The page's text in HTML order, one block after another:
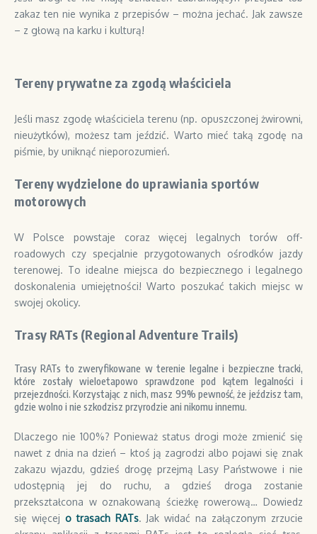
zakaz ten nie wynika z przepisów – można jechać. Jak zawsze
– z głową na karku i kulturą!
Tereny prywatne za zgodą właściciela
Jeśli masz zgodę właściciela terenu (np. opuszczonej żwirowni,
nieużytków), możesz tam jeździć. Warto mieć taką zgodę na
piśmie, by uniknąć nieporozumień.
Tereny wydzielone do uprawiania sportów
motorowych
W Polsce powstaje coraz więcej legalnych torów off-
roadowych czy specjalnie przygotowanych ośrodków jazdy
terenowej. To idealne miejsca do bezpiecznego i legalnego
doskonalenia umiejętności! Warto poszukać takich miejsc w
swojej okolicy.
Trasy RATs (Regional Adventure Trails)
Trasy RATs to zweryfikowane w terenie legalne i bezpieczne tracki,
które zostały wieloetapowo sprawdzone pod kątem legalności i
przejezdności. Korzystając z nich, masz 99% pewność, że jeździsz tam,
gdzie wolno i nie szkodzisz przyrodzie ani nikomu innemu.
Dlaczego nie 100%? Ponieważ status drogi może zmienić się
nawet z dnia na dzień – ktoś ją zagrodzi albo pojawi się znak
zakazu wjazdu, gdzieś drogę przejmą Lasy Państwowe i nie
udostępnią jej do ruchu, a gdzieś droga zostanie
przekształcona w oznakowaną ścieżkę rowerową… Dowiedz
się więcej o trasach RATs. Jak widać na załączonym zrzucie